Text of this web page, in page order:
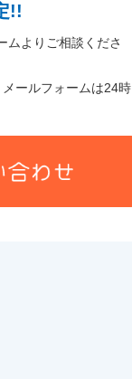
!!
ムよりご相談くださ
ールフォームは24時